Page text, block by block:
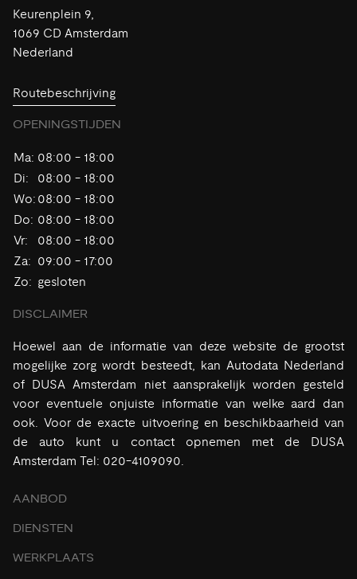
Keurenplein 9,
1069 CD Amsterdam
Nederland
Routebeschrijving
OPENINGSTIJDEN
Ma: 08:00 - 18:00
Di:
08:00 - 18:00
Wo: 08:00 - 18:00
Do: 08:00 - 18:00
Vr:
08:00 - 18:00
Za: 09:00 - 17:00
Zo: gesloten
DISCLAIMER
Hoewel aan de informatie van deze website de grootst
mogelijke zorg wordt besteedt, kan Autodata Nederland
of DUSA Amsterdam niet aansprakelijk worden gesteld
voor eventuele onjuiste informatie van welke aard dan
ook. Voor de exacte uitvoering en beschikbaarheid van
de auto kunt u contact opnemen met de DUSA
Amsterdam Tel: 020-4109090.
AANBOD
DIENSTEN
WERKPLAATS